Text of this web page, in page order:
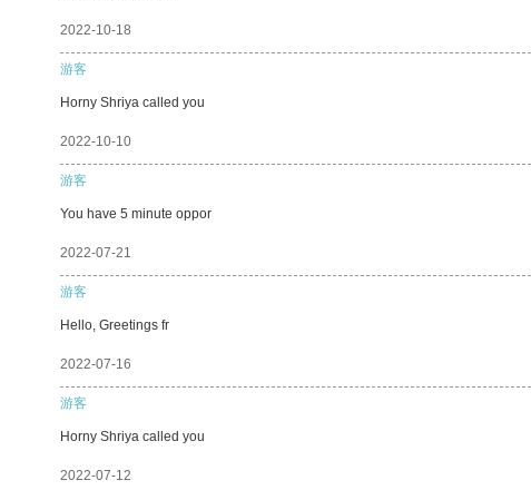
2022-10-18
游客
Horny Shriya called you
2022-10-10
游客
You have 5 minute oppor
2022-07-21
游客
Hello, Greetings fr
2022-07-16
游客
Horny Shriya called you
2022-07-12